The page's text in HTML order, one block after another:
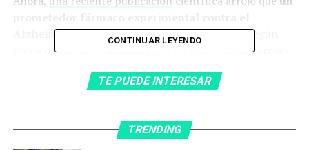
Alzheimer reduciría el tamaño del cerebro. Según
publicó la revistaNeurology, el reciente estudio arrojó
contra el Alzheimer, al descubrir que produce una
también produjo resultados similares.
CONTINUAR LEYENDO
TE PUEDE INTERESAR
TRENDING